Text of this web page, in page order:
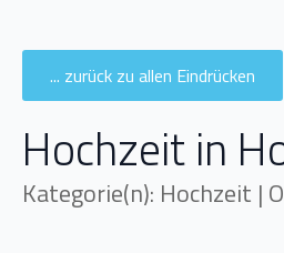
... zurück zu allen Eindrücken
Hochzeit in
Kategorie(n): Hochzeit |